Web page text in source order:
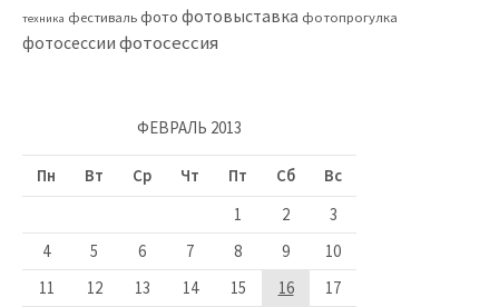
техника фестиваль фото фотовыставка фотопрогулка
фотосессии фотосессия
ФЕВРАЛЬ 2013
Пн Вт Ср Чт Пт Сб
Вс
1
2
3
4
5 6 7 8 9
10
11
12 13 14 15 16 17